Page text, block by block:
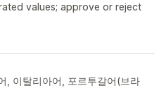
values; approve or reject
, 이탈리아어, 포르투갈어(브라